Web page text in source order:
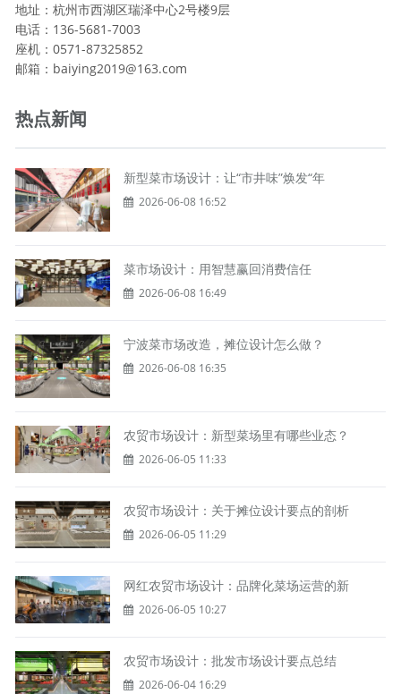
地址：杭州市西湖区瑞泽中心2号楼9层
电话：136-5681-7003
座机：0571-87325852
邮箱：baiying2019@163.com
热点新闻
新型菜市场设计：让“市井味”焕发“年
2026-06-08 16:52
菜市场设计：用智慧赢回消费信任
2026-06-08 16:49
宁波菜市场改造，摊位设计怎么做？
2026-06-08 16:35
农贸市场设计：新型菜场里有哪些业态？
2026-06-05 11:33
农贸市场设计：关于摊位设计要点的剖析
2026-06-05 11:29
网红农贸市场设计：品牌化菜场运营的新
2026-06-05 10:27
农贸市场设计：批发市场设计要点总结
2026-06-04 16:29